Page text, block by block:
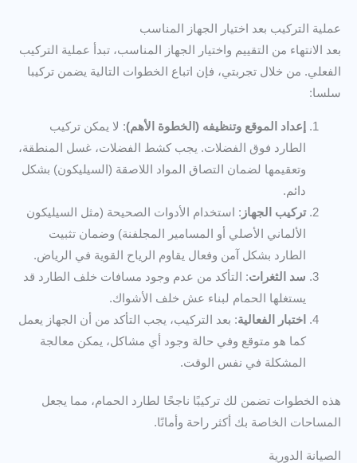
عملية التركيب بعد اختيار الجهاز المناسب
بعد الانتهاء من التقييم واختيار الجهاز المناسب، تبدأ عملية التركيب
الفعلي. من خلال تجربتي، فإن اتباع الخطوات التالية يضمن تركيبا
سلسا:
إعداد الموقع وتنظيفه (الخطوة الأهم): لا يمكن تركيب
الطارد فوق الفضلات. يجب كشط الفضلات، غسل المنطقة،
وتعقيمها لضمان التصاق المواد اللاصقة (السيليكون) بشكل
دائم.
تركيب الجهاز : استخدام الأدوات الصحيحة (مثل السيليكون
الألماني الأصلي أو المسامير المجلفنة) وضمان تثبيت
الطارد بشكل آمن وفعال يقاوم الرياح القوية في الرياض.
سد الثغرات: التأكد من عدم وجود مسافات خلف الطارد قد
يستغلها الحمام لبناء عش خلف الأشواك.
اختبار الفعالية: بعد التركيب، يجب التأكد من أن الجهاز يعمل
كما هو متوقع وفي حالة وجود أي مشاكل، يمكن معالجة
المشكلة في نفس الوقت.
هذه الخطوات تضمن لك تركيبًا ناجحًا لطارد الحمام، مما يجعل
المساحات الخاصة بك أكثر راحة وأمانًا.
الصيانة الدورية